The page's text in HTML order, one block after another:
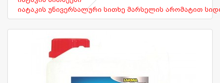
იატაკის უნივერსალური სითხე მარსელის არომატით